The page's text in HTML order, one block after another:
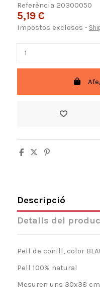
Referència 20300050
5,19 €
Impostos exclosos
Descripció
Detalls del
Pell de conill, color
Pell 100% natural
Mesuren uns 30x38